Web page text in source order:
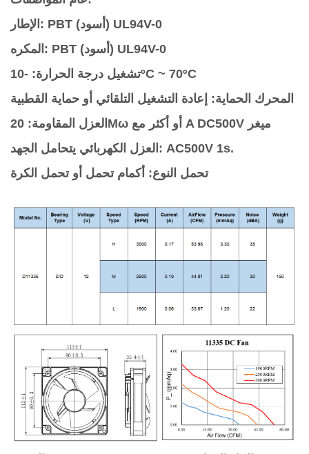
الإطار:
PBT (أسود) UL94V-0
المكره:
PBT (أسود) UL94V-0
تشغيل درجة الحرارة:-10ºC ~ 70ºC
المحرك الحماية: إعادة التشغيل التلقائي أو حماية القطبية
العزل المقاومة:
20Mω أو أكثر مع A DC500V ميغر
العزل الكهربائي يتحامل الجهد: AC500V 1s.
تحمل النوع: أكمام تحمل أو تحمل الكرة